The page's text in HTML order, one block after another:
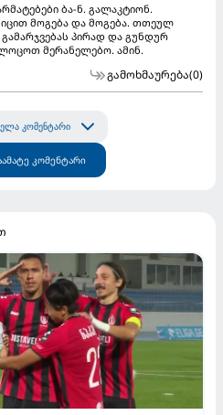
ბა-ნ. გალაკტიონ.
მოგება და მოგება. თთეულ
პირად და გუნდურ
მერანელებო. ამინ.
გამოხმაურება(0)
კომენტარი
კომენტარი